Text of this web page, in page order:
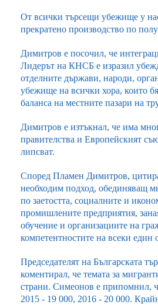
От всички търсещи убежище у
прекратено производство по
Димитров е посочил, че
Лидерът на КНСБ е изразил
отделните държави, народи,
убежище на всички хора, които
баланса на местните пазари на
Димитров е изтъкнал, че има
правителства и Европейският
липсват.
Според Пламен Димитров,
необходим подход, обединяващ
по заетостта, социалните и
промишлените предприятия,
обучение и организациите на
компетентностите на всеки един
Председателят на Българската
коментирал, че темата за
страни. Симеонов е припомнил,
2015 - 19 000, 2016 - 20 000.